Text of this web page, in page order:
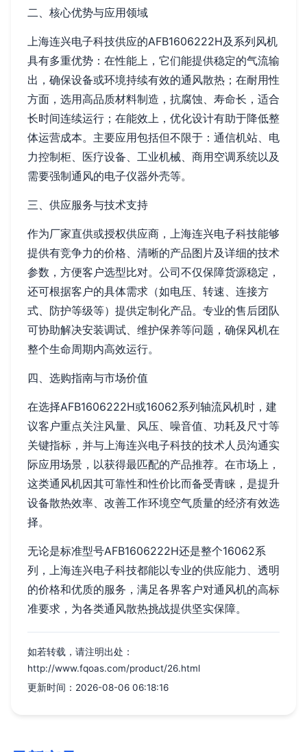
二、核心优势与应用领域
上海连兴电子科技供应的AFB1606222H及系列风机
具有多重优势：在性能上，它们能提供稳定的气流输
出，确保设备或环境持续有效的通风散热；在耐用性
方面，选用高品质材料制造，抗腐蚀、寿命长，适合
长时间连续运行；在能效上，优化设计有助于降低整
体运营成本。主要应用包括但不限于：通信机站、电
力控制柜、医疗设备、工业机械、商用空调系统以及
需要强制通风的电子仪器外壳等。
三、供应服务与技术支持
作为厂家直供或授权供应商，上海连兴电子科技能够
提供有竞争力的价格、清晰的产品图片及详细的技术
参数，方便客户选型比对。公司不仅保障货源稳定，
还可根据客户的具体需求（如电压、转速、连接方
式、防护等级等）提供定制化产品。专业的售后团队
可协助解决安装调试、维护保养等问题，确保风机在
整个生命周期内高效运行。
四、选购指南与市场价值
在选择AFB1606222H或16062系列轴流风机时，建
议客户重点关注风量、风压、噪音值、功耗及尺寸等
关键指标，并与上海连兴电子科技的技术人员沟通实
际应用场景，以获得最匹配的产品推荐。在市场上，
这类通风机因其可靠性和性价比而备受青睐，是提升
设备散热效率、改善工作环境空气质量的经济有效选
择。
无论是标准型号AFB1606222H还是整个16062系
列，上海连兴电子科技都能以专业的供应能力、透明
的价格和优质的服务，满足各界客户对通风机的高标
准要求，为各类通风散热挑战提供坚实保障。
如若转载，请注明出处：
http://www.fqoas.com/product/26.html
更新时间：2026-08-06 06:18:16